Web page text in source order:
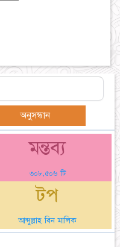
মন্তব্য
৩০৮,৫০৬ টি
টপ
আব্দুল্লাহ বিন মালিক